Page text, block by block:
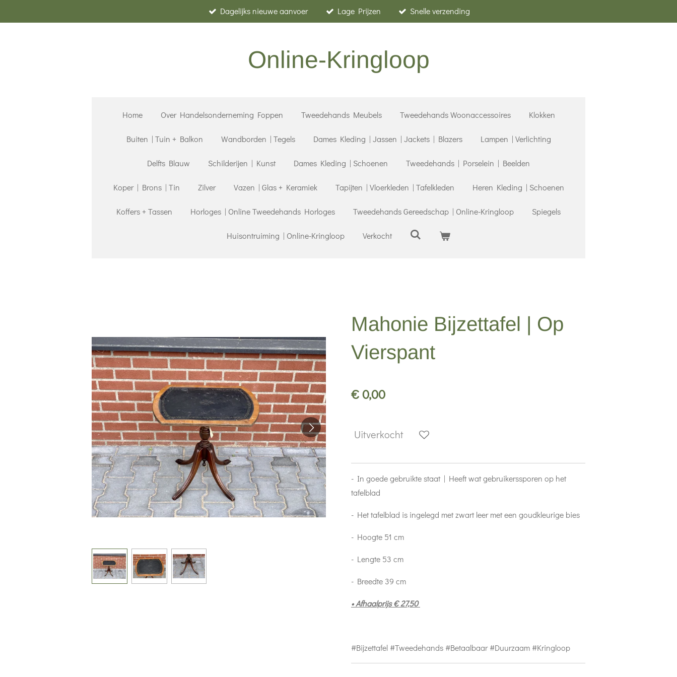
direct
Dagelijks nieuwe aanvoer Lage Prijzen Snelle verzending
Online-Kringloop
Home Over Handelsonderneming Foppen Tweedehands Meubels Tweedehands Woonaccessoires Klokken
Buiten | Tuin + Balkon Wandborden | Tegels Dames Kleding | Jassen | Jackets | Blazers Lampen | Verlichting
Delfts Blauw Schilderijen | Kunst Dames Kleding | Schoenen Tweedehands | Porselein | Beelden
Koper | Brons | Tin Zilver Vazen | Glas + Keramiek Tapijten | Vloerkleden | Tafelkleden Heren Kleding | Schoenen
Koffers + Tassen Horloges | Online Tweedehands Horloges Tweedehands Gereedschap | Online-Kringloop Spiegels
Huisontruiming | Online-Kringloop Verkocht
Mahonie Bijzettafel | Op
Vierspant
€ 0,00
Uitverkocht
- In goede gebruikte staat | Heeft wat gebruikerssporen op het
tafelblad
- Het tafelblad is ingelegd met zwart leer met een goudkleurige bies
- Hoogte 51 cm
- Lengte 53 cm
- Breedte 39 cm
• Afhaalprijs € 27,50
#Bijzettafel #Tweedehands #Betaalbaar #Duurzaam #Kringloop